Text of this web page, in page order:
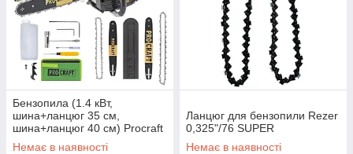
Бензопила (1.4 кВт,
шина+ланцюг 35 см,
шина+ланцюг 40 см) Procraft
GS-58X
Немає в наявності
Ланцюг для бензопили Rezer
0,325"/76 SUPER
Немає в наявності